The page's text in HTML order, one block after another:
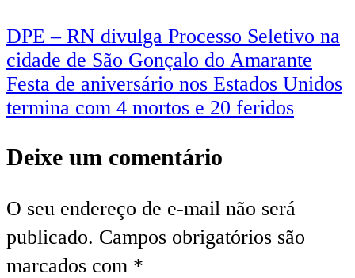
DPE – RN divulga Processo Seletivo na
cidade de São Gonçalo do Amarante
Festa de aniversário nos Estados Unidos
termina com 4 mortos e 20 feridos
Deixe um comentário
O seu endereço de e-mail não será
publicado. Campos obrigatórios são
marcados com *